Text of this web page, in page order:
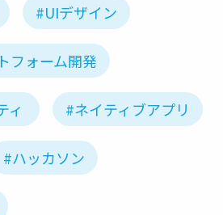
#UIデザイン
フォーム開発
ィ #ネイティブアプリ
#ハッカソン